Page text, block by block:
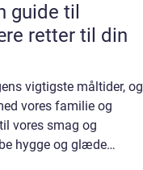
guide til
retter til din
vigtigste måltider, og
vores familie og
vores smag og
hygge og glæde